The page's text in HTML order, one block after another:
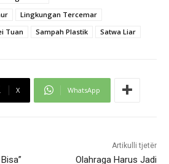
Lingkungan Tercemar
Tuan Sampah Plastik Satwa Liar
X WhatsApp
Artikulli tjetër
Olahraga Harus Jadi